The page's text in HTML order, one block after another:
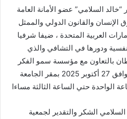
السلامي” عضو الأمانة العامة
الإنسان والقانون الدولي والممثل
العربية المتحدة ، ضيفا شرفيا
ودورها في التشافي والذي
بالتعاون مع مؤسسة سمو الفكر
للتدريب وذلك يوم الاثنين الموافق 27 أكتوبر 2025 بمقر الجامعة
الواحدة حتي الساعة الثالثة مساءا
الشكر والتقدير لجمعية